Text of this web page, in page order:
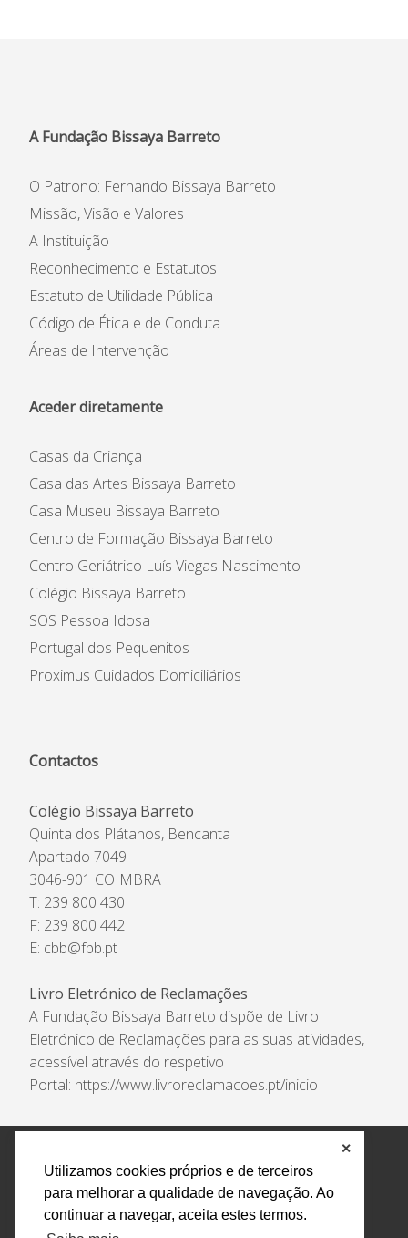
Utilizamos cookies próprios e de terceiros
para melhorar a qualidade de navegação. Ao
continuar a navegar, aceita estes termos.
✕
A Fundação Bissaya Barreto
O Patrono: Fernando Bissaya Barreto
Missão, Visão e Valores
A Instituição
Reconhecimento e Estatutos
Estatuto de Utilidade Pública
Código de Ética e de Conduta
Áreas de Intervenção
Aceder diretamente
Casas da Criança
Casa das Artes Bissaya Barreto
Casa Museu Bissaya Barreto
Centro de Formação Bissaya Barreto
Centro Geriátrico Luís Viegas Nascimento
Colégio Bissaya Barreto
SOS Pessoa Idosa
Portugal dos Pequenitos
Proximus Cuidados Domiciliários
Contactos
Colégio Bissaya Barreto
Quinta dos Plátanos, Bencanta
Apartado 7049
3046-901 COIMBRA
T: 239 800 430
F: 239 800 442
E: cbb@fbb.pt
Livro Eletrónico de Reclamações
A Fundação Bissaya Barreto dispõe de Livro
Eletrónico de Reclamações para as suas atividades,
acessível através do respetivo
Portal: https://www.livroreclamacoes.pt/inicio
Política de Privacidade e Tratamento de Dados
Encarregado de Proteção de Dados
Livro Eletrónico
de Reclamações
Canal de Denúncias
Todos os direitos reservados Design by AM. Developed by